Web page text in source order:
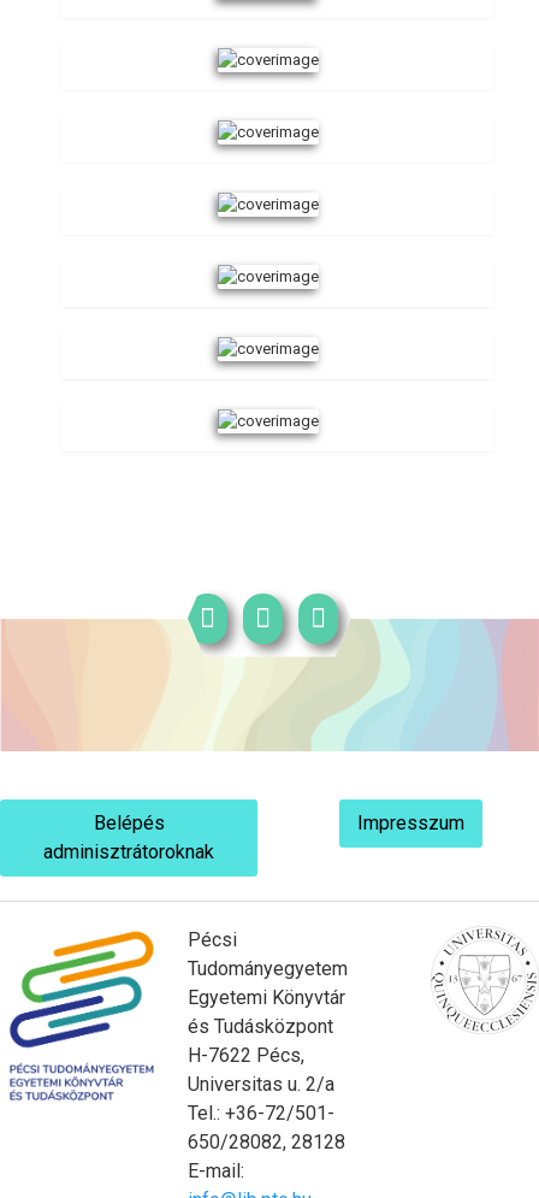
Belépés
adminisztrátoroknak
Impresszum
Pécsi
Tudományegyetem
Egyetemi Könyvtár
és Tudásközpont
H-7622 Pécs,
Universitas u. 2/a
Tel.: +36-72/501-
650/28082, 28128
E-mail: